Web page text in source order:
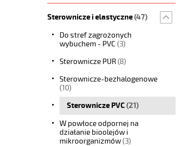
Sterownicze i elastyczne(47)
Do stref zagrożonych
wybuchem - PVC (3)
Sterownicze PUR(8)
Sterownicze-bezhalogenowe
(10)
Sterownicze PVC(21)
W powłoce odpornej na
działanie bioolejów i
mikroorganizmów(3)